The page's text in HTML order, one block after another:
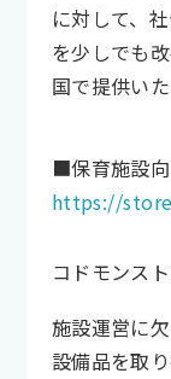
に対して、
を少しでも
国で提供いた
■保育施設
https://
コドモンス
施設運営に
設備品を取